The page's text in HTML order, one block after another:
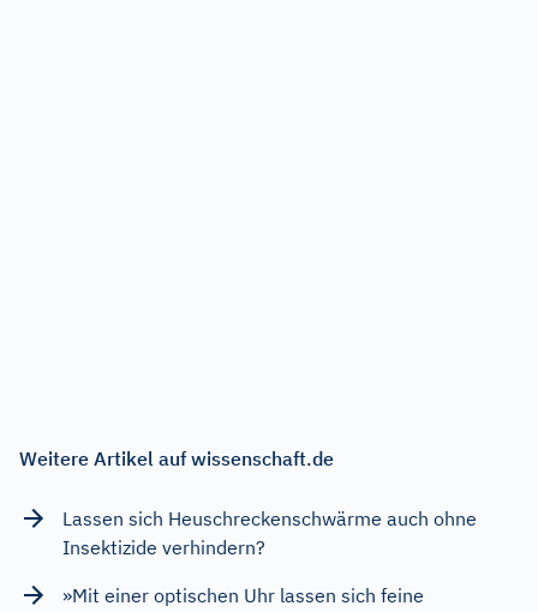
Weitere Artikel auf wissenschaft.de
Lassen sich Heuschreckenschwärme auch ohne
Insektizide verhindern?
»Mit einer optischen Uhr lassen sich feine